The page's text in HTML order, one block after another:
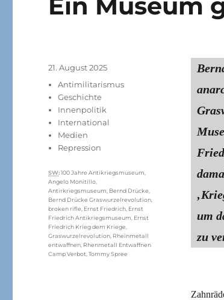
um
zu
Veröffentlicht
21. August 2025
Kategorien
Antimilitarismus
Geschichte
Innenpolitik
International
Medien
Repression
Schlagwörter
SW:100 Jahre Antikriegsmuseum
Angelo Monitillo
Antirkriegsmuseum Bernd Drücke
Bernd Drücke Graswurzelrevolution
broken rifle Ernst Friedrich Ernst
Friedrich Antikriegsmuseum Ernst
Friedrich Krieg dem Kriege
Graswurzelrevolution Rheinmetall
entwaffnen Rhenmetall Entwaffnen
Camp Verbot ,Tommy Spree